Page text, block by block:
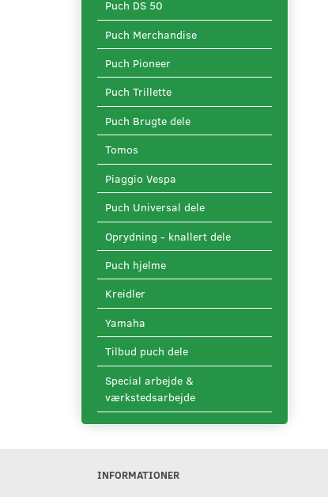
Puch DS 50
Puch Merchandise
Puch Pioneer
Puch Trillette
Puch Brugte dele
Tomos
Piaggio Vespa
Puch Universal dele
Oprydning - knallert dele
Puch hjelme
Kreidler
Yamaha
Tilbud puch dele
Special arbejde &
værkstedsarbejde
INFORMATIONER